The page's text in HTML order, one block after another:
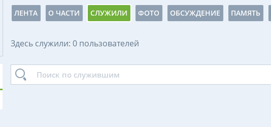
ЛЕНТА О ЧАСТИ СЛУЖИЛИ ФОТО ОБСУЖДЕНИЕ ПАМЯТЬ
Здесь служили: 0 пользователей